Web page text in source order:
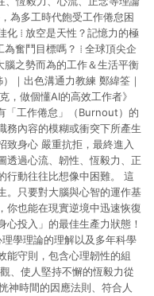
商品規格、顏色、價
銷售網頁標示為準。
饋規定，逾期訂單將
保有更改條款與法律
為準。
為多工時代飽受工作倦怠困
⁞ 放空是天性？記憶力的極
奮鬥目標嗎？ ⁞ 全球頂尖企
腦之勢而為的工作＆生活平衡
｜出色溝通力教練 鄭緯筌｜
，做個懂AI的高效工作者》
「工作倦怠」（Burnout）的
務內容的模糊或衝突下所產生
致身心 嚴重抗拒，最終進入
透過心流、韌性、恆毅力、正
行動往往比想像中困難。 這
。只要對大腦與心智的運作基
你也能在現實逆境中迅速恢復
投入」的最佳生產力狀態！
學理論的理解以及多年科學
能守則，包含心理韌性的組
、使人堅持不懈的恆毅力從
神時間的因應法則、符合人